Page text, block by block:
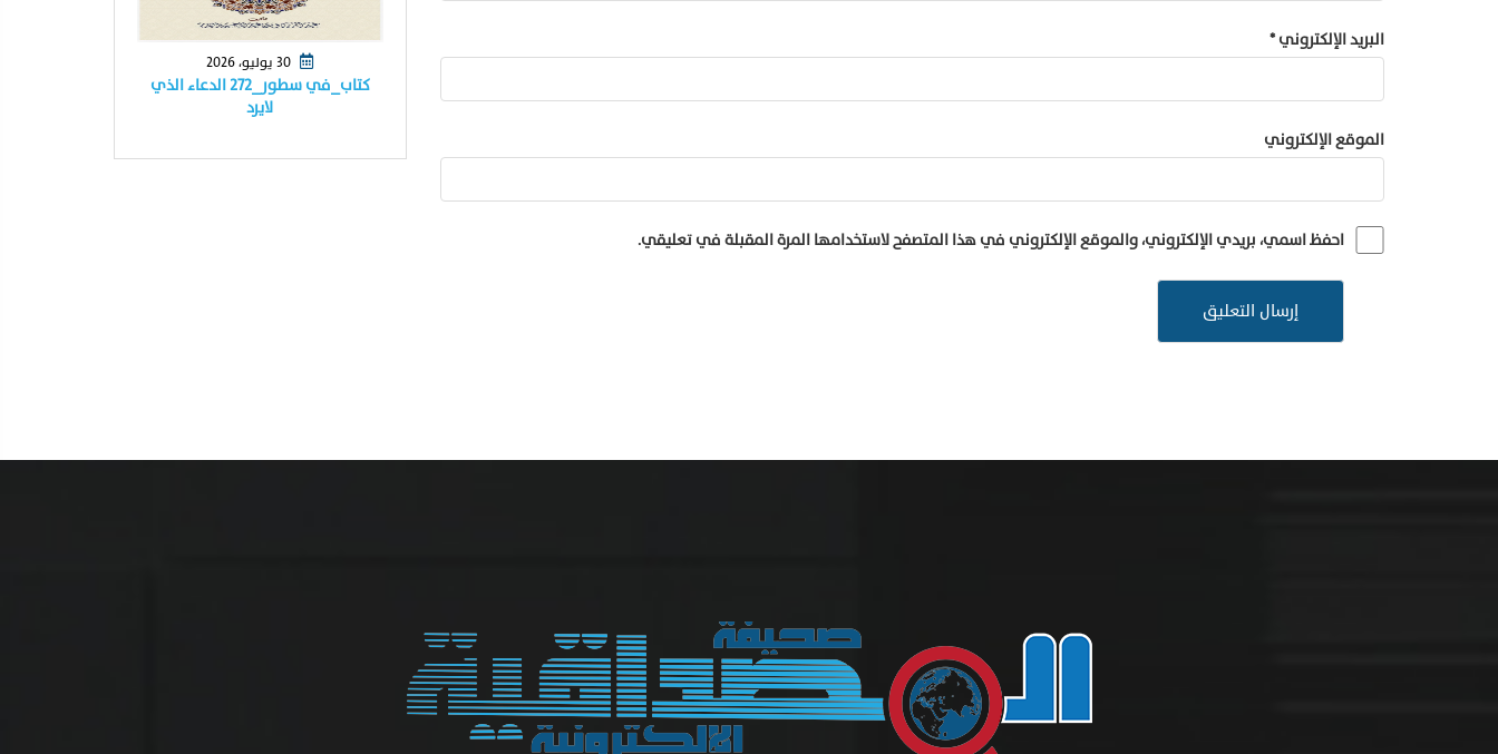
البريد الإلكتروني*
الموقع الإلكتروني
احفظ اسمي، بريدي الإلكتروني، والموقع الإلكتروني في هذا المتصفح لاستخدامها المرة المقبلة في تعليقي.
كتاب_في سطور_٢٧٢ الدعاء الذي
لايرد